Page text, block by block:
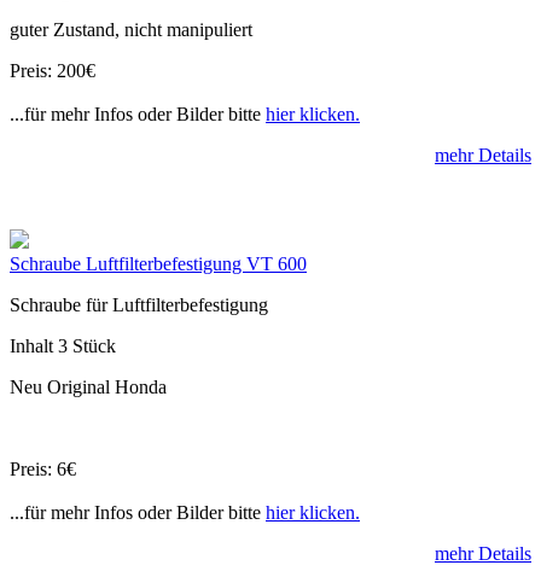
guter Zustand, nicht manipuliert
Preis: 200€
...für mehr Infos oder Bilder bitte hier klicken.
mehr Details
Schraube Luftfilterbefestigung VT 600
Schraube für Luftfilterbefestigung
Inhalt 3 Stück
Neu Original Honda
Preis: 6€
...für mehr Infos oder Bilder bitte hier klicken.
mehr Details